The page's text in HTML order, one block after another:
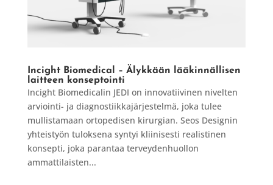
Incight Biomedical – Älykkään lääkinnällisen
laitteen konseptointi
Incight Biomedicalin JEDI on innovatiivinen nivelten
arviointi- ja diagnostiikkajärjestelmä, joka tulee
mullistamaan ortopedisen kirurgian. Seos Designin
yhteistyön tuloksena syntyi kliinisesti realistinen
konsepti, joka parantaa terveydenhuollon
ammattilaisten...